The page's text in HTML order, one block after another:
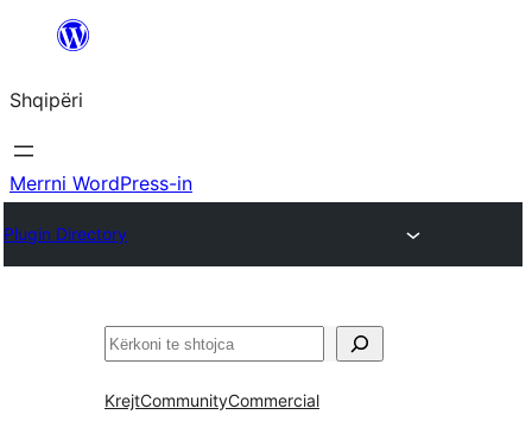
Hidhu
lënda
Shqipëri
Merrni WordPress-in
Plugin Directory
Kërko
KrejtCommunityCommercial